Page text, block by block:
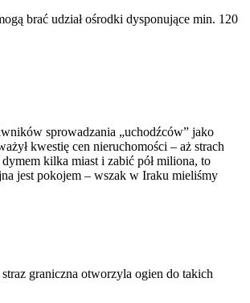
brać udział ośrodki dysponujące min. 120
sprowadzania „uchodźców” jako
kwestię cen nieruchomości – aż strach
kilka miast i zabić pół miliona, to
jest pokojem – wszak w Iraku mieliśmy
graniczna otworzyla ogien do takich